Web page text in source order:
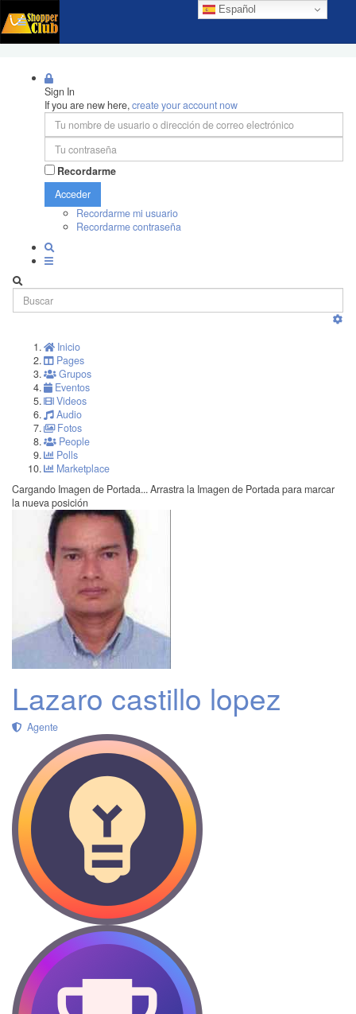
Español
Sign In
If you are new here,create your account now
Recordarme
Acceder
Recordarme mi usuario
Recordarme contraseña
Inicio
Pages
Grupos
Eventos
Videos
Audio
Fotos
People
Polls
Marketplace
Cargando Imagen de Portada... Arrastra la Imagen de Portada para marcar
la nueva posición
Lazaro castillo lopez
Agente